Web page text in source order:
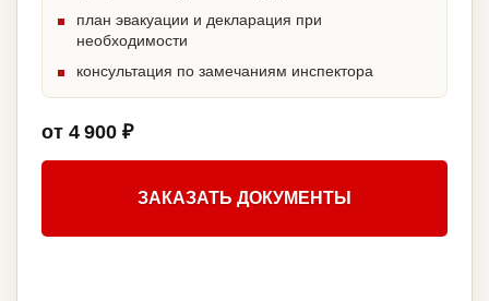
план эвакуации и декларация при
необходимости
консультация по замечаниям инспектора
от 4 900 ₽
ЗАКАЗАТЬ ДОКУМЕНТЫ